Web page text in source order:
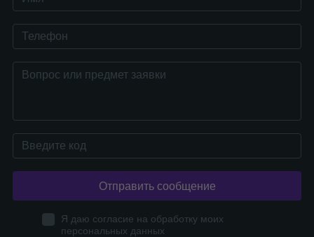
Отправить сообщение
Я даю согласие на обработку моих
персональных данных